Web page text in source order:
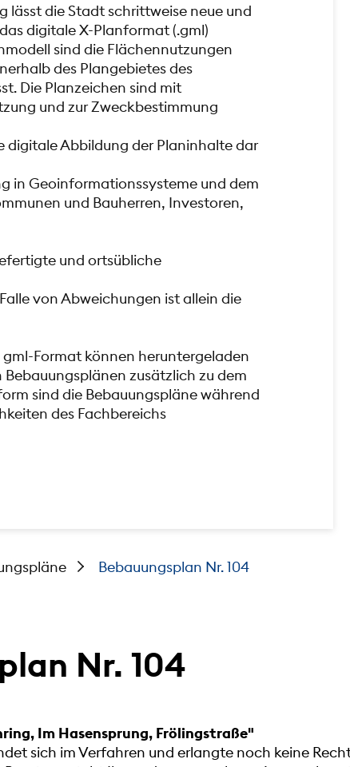
lässt die Stadt schrittweise neue und
digitale X-Planformat (.gml)
sind die Flächennutzungen
des Plangebietes des
Die Planzeichen sind mit
und zur Zweckbestimmung
digitale Abbildung der Planinhalte dar
in Geoinformationssysteme und dem
und Bauherren, Investoren,
und ortsübliche
von Abweichungen ist allein die
Format können heruntergeladen
zusätzlich zu dem
sind die Bebauungspläne während
des Fachbereichs
Bebauungsplan Nr. 104
Nr. 104
Im Hasensprung, Frölingstraße"
sich im Verfahren und erlangte noch keine